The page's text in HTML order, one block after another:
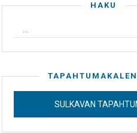
HAKU
SULKAVAN